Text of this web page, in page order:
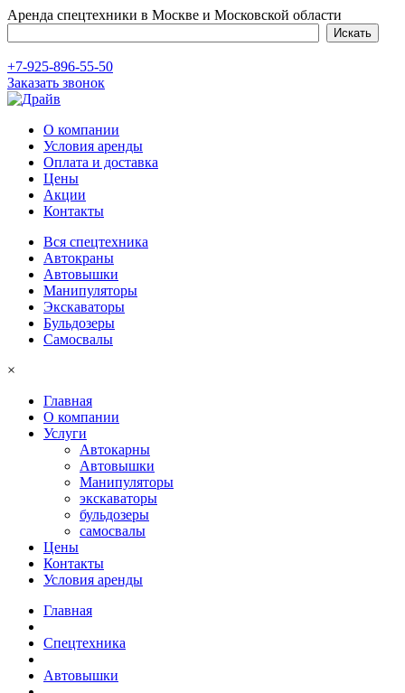
Аренда спецтехники в Москве и Московской области
+7-925-896-55-50
Заказать звонок
О компании
Условия аренды
Оплата и доставка
Цены
Акции
Контакты
Вся спецтехника
Автокраны
Автовышки
Манипуляторы
Экскаваторы
Бульдозеры
Самосвалы
×
Главная
О компании
Услуги
Автокарны
Автовышки
Манипуляторы
экскаваторы
бульдозеры
самосвалы
Цены
Контакты
Условия аренды
Главная
Спецтехника
Автовышки